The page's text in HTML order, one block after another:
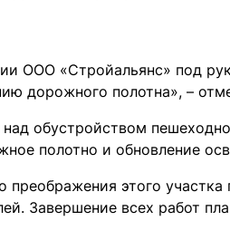
ООО «Стройальянс» под
дорожного полотна», –
обустройством
полотно и обновление
преображения этого
Завершение всех работ